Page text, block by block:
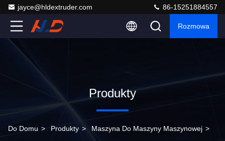
jayce@hldextruder.com 86-15251884557
Rozmowa
Produkty
Do Domu > Produkty > Maszyna Do Maszyny Maszynowej >